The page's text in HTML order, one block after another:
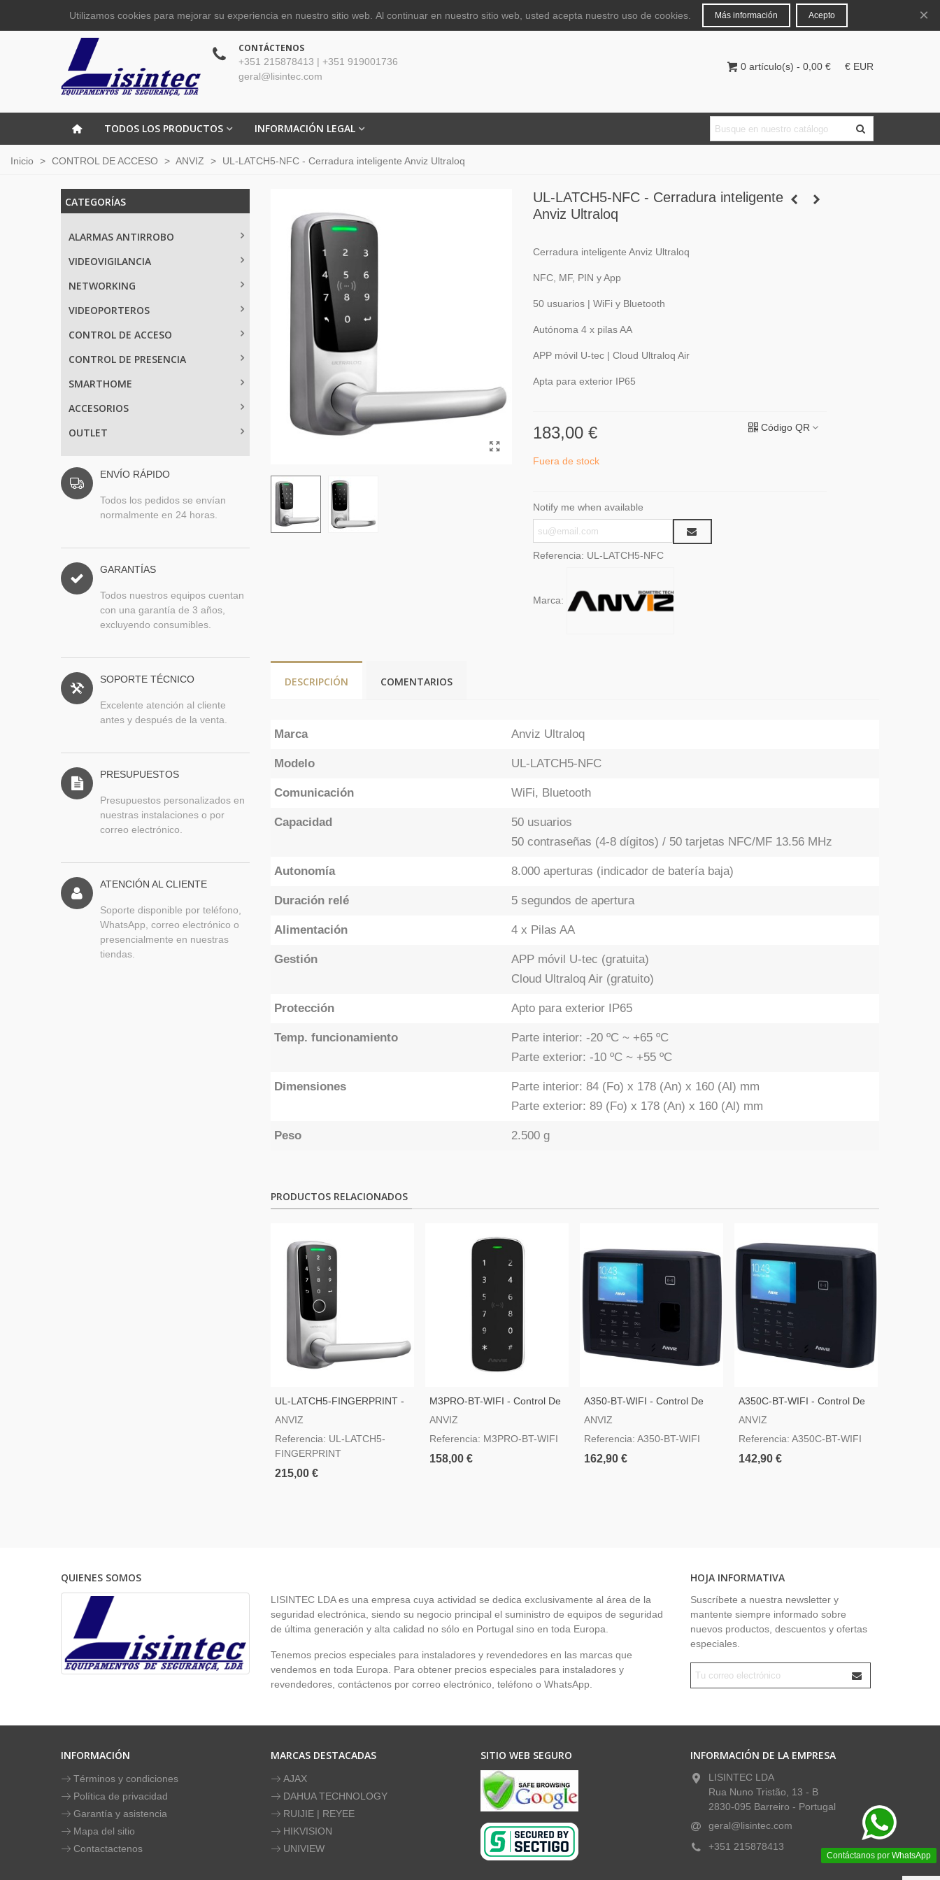
Español Iniciar sesión
CONTÁCTENOS
+351 215878413 | +351 919001736
geral@lisintec.com
0 artículo(s) - 0,00 € € EUR
TODOS LOS PRODUCTOS INFORMACIÓN LEGAL
Inicio > CONTROL DE ACCESO > ANVIZ > UL-LATCH5-NFC - Cerradura inteligente Anviz Ultraloq
CATEGORÍAS
ALARMAS ANTIRROBO
VIDEOVIGILANCIA
NETWORKING
VIDEOPORTEROS
CONTROL DE ACCESO
CONTROL DE PRESENCIA
SMARTHOME
ACCESORIOS
OUTLET
ENVÍO RÁPIDO
Todos los pedidos se envían
normalmente en 24 horas.
GARANTÍAS
Todos nuestros equipos cuentan
con una garantía de 3 años,
excluyendo consumibles.
SOPORTE TÉCNICO
Excelente atención al cliente
antes y después de la venta.
PRESUPUESTOS
Presupuestos personalizados en
nuestras instalaciones o por
correo electrónico.
ATENCIÓN AL CLIENTE
Soporte disponible por teléfono,
WhatsApp, correo electrónico o
presencialmente en nuestras
tiendas.
UL-LATCH5-NFC - Cerradura inteligente
Anviz Ultraloq
Cerradura inteligente Anviz Ultraloq
NFC, MF, PIN y App
50 usuarios | WiFi y Bluetooth
Autónoma 4 x pilas AA
APP móvil U-tec | Cloud Ultraloq Air
Apta para exterior IP65
183,00 € Código QR
Fuera de stock
Notify me when available
Referencia: UL-LATCH5-NFC
Marca:
DESCRIPCIÓN COMENTARIOS
Marca Anviz Ultraloq
Modelo UL-LATCH5-NFC
Comunicación WiFi, Bluetooth
Capacidad
50 usuarios
50 contraseñas (4-8 dígitos) / 50 tarjetas NFC/MF 13.56 MHz
Autonomía 8.000 aperturas (indicador de batería baja)
Duración relé 5 segundos de apertura
Alimentación 4 x Pilas AA
Gestión
APP móvil U-tec (gratuita)
Cloud Ultraloq Air (gratuito)
Protección Apto para exterior IP65
Temp. funcionamiento
Parte interior: -20 ºC ~ +65 ºC
Parte exterior: -10 ºC ~ +55 ºC
Dimensiones
Parte interior: 84 (Fo) x 178 (An) x 160 (Al) mm
Parte exterior: 89 (Fo) x 178 (An) x 160 (Al) mm
Peso 2.500 g
PRODUCTOS RELACIONADOS
UL-LATCH5-FINGERPRINT -
Cerradura Inteligente Anviz
ANVIZ
Referencia: UL-LATCH5-
FINGERPRINT
215,00 €
M3PRO-BT-WIFI - Control De
Acceso IP65 IK10 Anviz
ANVIZ
Referencia: M3PRO-BT-WIFI
158,00 €
A350-BT-WIFI - Control De
Presencia Anviz
ANVIZ
Referencia: A350-BT-WIFI
162,90 €
A350C-BT-WIFI - Control De
Presencia Anviz
ANVIZ
Referencia: A350C-BT-WIFI
142,90 €
QUIENES SOMOS
LISINTEC LDA es una empresa cuya actividad se dedica exclusivamente al área de la
seguridad electrónica, siendo su negocio principal el suministro de equipos de seguridad
de última generación y alta calidad no sólo en Portugal sino en toda Europa.
Tenemos precios especiales para instaladores y revendedores en las marcas que
vendemos en toda Europa. Para obtener precios especiales para instaladores y
revendedores, contáctenos por correo electrónico, teléfono o WhatsApp.
HOJA INFORMATIVA
Suscríbete a nuestra newsletter y
mantente siempre informado sobre
nuevos productos, descuentos y ofertas
especiales.
Contáctanos por WhatsApp
INFORMACIÓN
Términos y condiciones
Política de privacidad
Garantía y asistencia
Mapa del sitio
Contactactenos
MARCAS DESTACADAS
AJAX
DAHUA TECHNOLOGY
RUIJIE | REYEE
HIKVISION
UNIVIEW
SITIO WEB SEGURO INFORMACIÓN DE LA EMPRESA
LISINTEC LDA
Rua Nuno Tristão, 13 - B
2830-095 Barreiro - Portugal
geral@lisintec.com
+351 215878413
Utilizamos cookies para mejorar su experiencia en nuestro sitio web. Al continuar en nuestro sitio web, usted acepta nuestro uso de cookies. Más información Acepto ×